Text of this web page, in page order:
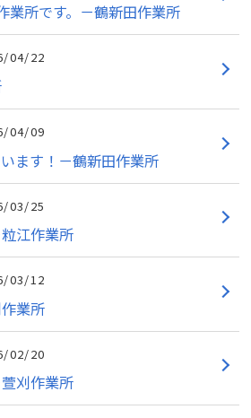
業所です。－鶴新田作業所
04/22
04/09
ます！－鶴新田作業所
03/25
江作業所
03/12
業所
02/20
刈作業所